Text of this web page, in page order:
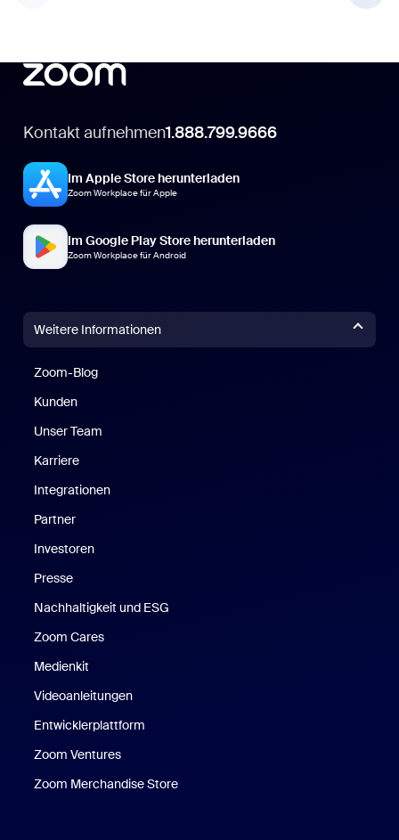
Kontakt aufnehmen1.888.799.9666
Im Apple Store herunterladen
Zoom Workplace für Apple
Im Google Play Store herunterladen
Zoom Workplace für Android
Weitere Informationen
Zoom-Blog
Kunden
Unser Team
Karriere
Integrationen
Partner
Investoren
Presse
Nachhaltigkeit und ESG
Zoom Cares
Medienkit
Videoanleitungen
Entwicklerplattform
Zoom Ventures
Zoom Merchandise Store